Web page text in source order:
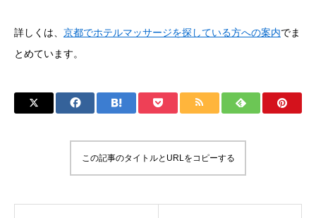
詳しくは、 京都でホテルマッサージを探している方への案内でま
とめています。
この記事のタイトルとURLをコピーする